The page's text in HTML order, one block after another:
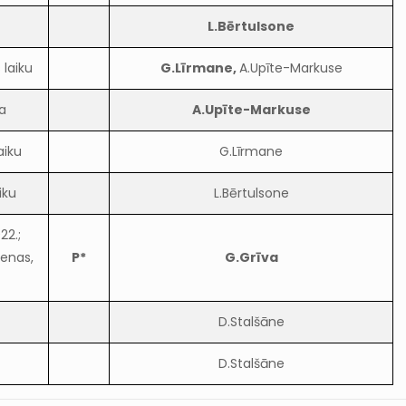
L.Bērtulsone
G.Līrmane,A.Upīte-Markuse
A.Upīte-Markuse
G.Līrmane
L.Bērtulsone
P* G.Grīva
D.Stalšāne
D.Stalšāne